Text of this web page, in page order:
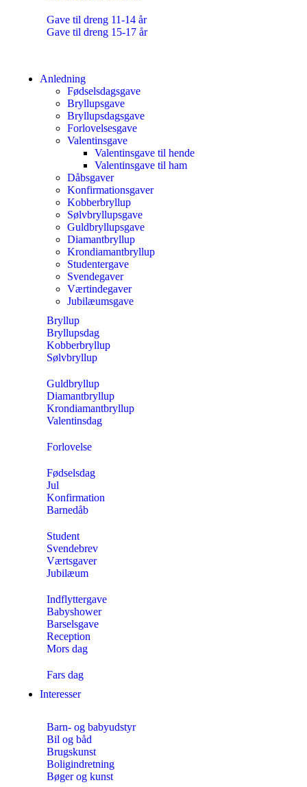
Gave til dreng 11-14 år
Gave til dreng 15-17 år
Anledning
Fødselsdagsgave
Bryllupsgave
Bryllupsdagsgave
Forlovelsesgave
Valentinsgave
Valentinsgave til hende
Valentinsgave til ham
Dåbsgaver
Konfirmationsgaver
Kobberbryllup
Sølvbryllupsgave
Guldbryllupsgave
Diamantbryllup
Krondiamantbryllup
Studentergave
Svendegaver
Værtindegaver
Jubilæumsgave
Bryllup
Bryllupsdag
Kobberbryllup
Sølvbryllup
Guldbryllup
Diamantbryllup
Krondiamantbryllup
Valentinsdag
Forlovelse
Fødselsdag
Jul
Konfirmation
Barnedåb
Student
Svendebrev
Værtsgaver
Jubilæum
Indflyttergave
Babyshower
Barselsgave
Reception
Mors dag
Fars dag
Interesser
Barn- og babyudstyr
Bil og båd
Brugskunst
Boligindretning
Bøger og kunst